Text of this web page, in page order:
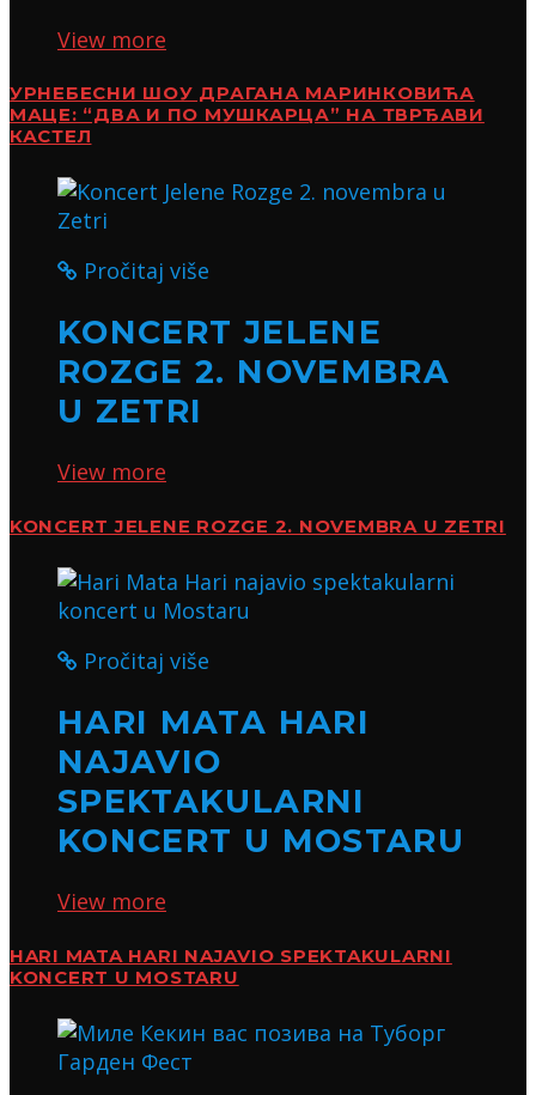
View more
УРНЕБЕСНИ ШОУ ДРАГАНА МАРИНКОВИЋА
МАЦЕ: “ДВА И ПО МУШКАРЦА” НА ТВРЂАВИ
КАСТЕЛ
Pročitaj više
KONCERT JELENE
ROZGE 2. NOVEMBRA
U ZETRI
View more
KONCERT JELENE ROZGE 2. NOVEMBRA U ZETRI
Pročitaj više
HARI MATA HARI
NAJAVIO
SPEKTAKULARNI
KONCERT U MOSTARU
View more
HARI MATA HARI NAJAVIO SPEKTAKULARNI
KONCERT U MOSTARU